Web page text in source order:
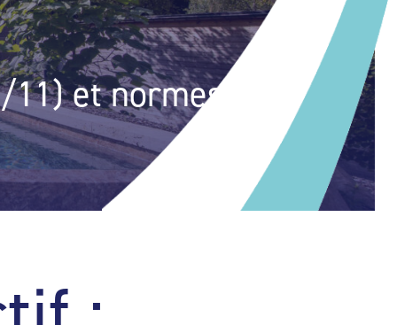
11) et normes